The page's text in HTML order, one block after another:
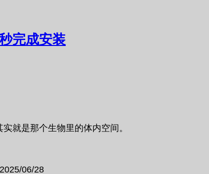
完成安装
就是那个生物里的体内空间。
06/28